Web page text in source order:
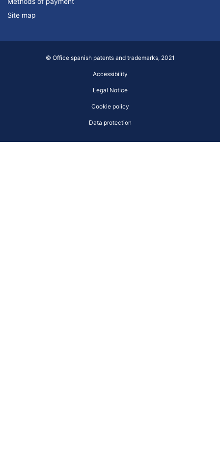
Site map
© Office spanish patents and trademarks, 2021
Accessibility
Legal Notice
Cookie policy
Data protection